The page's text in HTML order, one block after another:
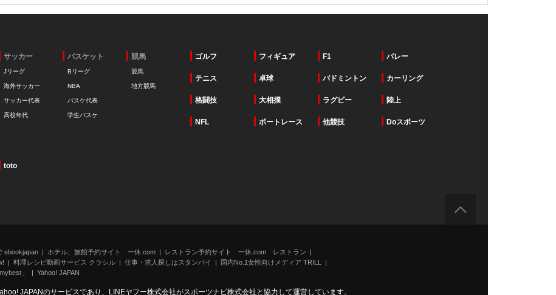
サッカー
Jリーグ
海外サッカー
サッカー代表
高校年代
バスケット
Bリーグ
NBA
バスケ代表
学生バスケ
競馬
競馬
地方競馬
ゴルフ フィギュア F1 バレー
テニス 卓球 バドミントン カーリング
格闘技 大相撲 ラグビー 陸上
NFL ボートレース 他競技 Doスポーツ
toto
ebookjapan
ホテル、旅館予約サイト 一休.com
レストラン予約サイト 一休.com レストラン
料理レシピ動画サービス クラシル 仕事・求人探しはスタンバイ
国内No.1女性向けメディア TRILL
」
Yahoo! JAPAN
JAPANのサービスであり、LINEヤフー株式会社がスポーツナビ株式会社と協力して運営しています。